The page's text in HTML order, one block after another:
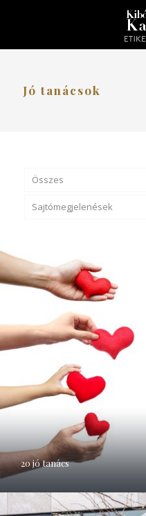
Jó tanácsok
Összes
Sajtómegjelenések
20 jó tanács